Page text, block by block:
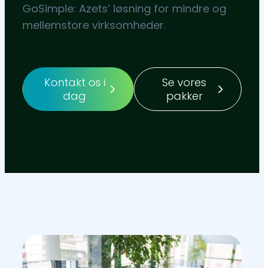
GoSimple: Azets’ løsning for mindre og
mellemstore virksomheder.
Kontakt os i
dag
Se vores
pakker